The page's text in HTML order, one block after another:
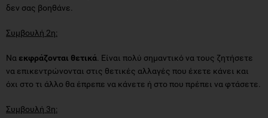
δεν σας βοηθάνε.
Συμβουλή 2η:
Να εκφράζονται θετικά . Είναι πολύ σημαντικό να τους ζητήσετε
να επικεντρώνονται στις θετικές αλλαγές που έχετε κάνει και
όχι στο τι άλλο θα έπρεπε να κάνετε ή στο που πρέπει να φτάσετε.
Συμβουλή 3η: